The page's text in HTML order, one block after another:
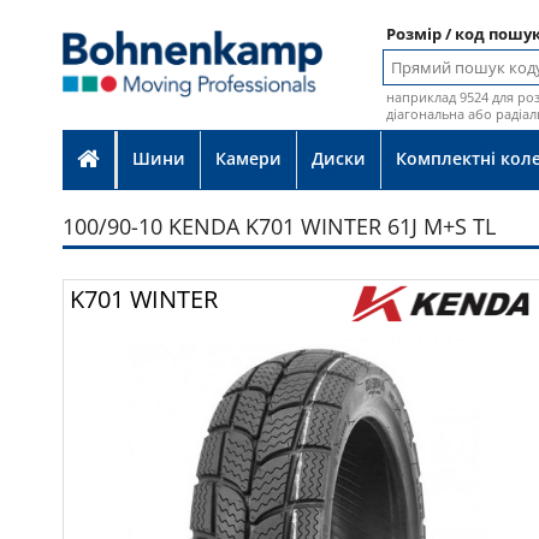
Розмір / код
наприклад 9524 для
діагональна або
Шини Камери Диски Комплектні
100/90-10 KENDA K701 WINTER 61J M+S TL
K701 WINTER